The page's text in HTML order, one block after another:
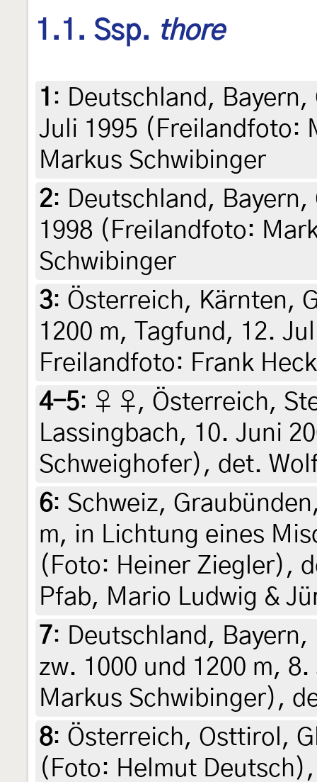
1.1. Ssp. thore
1 : Deutschland,
Juli 1995 (Freilandfoto:
Markus Schwibinger
2: Deutschland,
1998 (Freilandfoto:
Schwibinger
3: Österreich, Kärnten,
1200 m, Tagfund, 12.
Freilandfoto: Frank
4-5: ♀ ♀, Österreich,
Lassingbach, 10. Juni
Schweighofer), det.
6: Schweiz,
m, in Lichtung eines
(Foto: Heiner Ziegler),
Pfab, Mario Ludwig &
7: Deutschland,
zw. 1000 und 1200 m,
Markus Schwibinger),
8: Österreich, Osttirol,
(Foto: Helmut